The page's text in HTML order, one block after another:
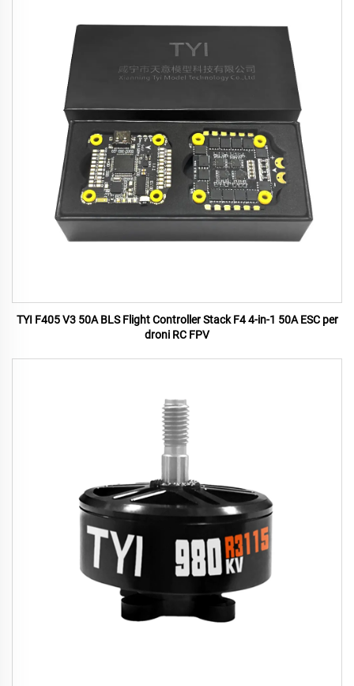
TYI F405 V3 50A BLS Flight Controller Stack F4 4-in-1 50A ESC per
droni RC FPV